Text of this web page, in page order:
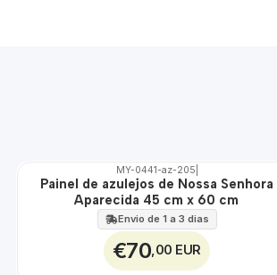
🇵🇹
MY-0441-az-205
Painel de azulejos de Nossa Senhora
Aparecida 45 cm x 60 cm
Envio de 1 a 3 dias
€70 ,00 EUR